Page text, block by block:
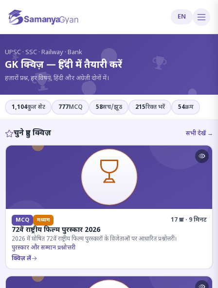
EN
?
UPSC · SSC · Railway · Bank
GK क्विज़ — हिंदी में तैयारी करें
हज़ारों प्रश्न, हर विषय, हिंदी और अंग्रेज़ी दोनों में।
1,104कुल सेट 777MCQ 58सच/झूठ 215रिक्त भरें 54क्रम
चुने हुए क्विज़ सभी देखें →
MCQ मध्यम 17 प्रश्न · 9 मिनट
72वें राष्ट्रीय फिल्म पुरस्कार 2026
2026 में घोषित 72वें राष्ट्रीय फिल्म पुरस्कारों के विजेताओं पर आधारित प्रश्नोत्तरी।
पुरस्कार और सम्मान प्रश्नोत्तरी
क्विज़ लें